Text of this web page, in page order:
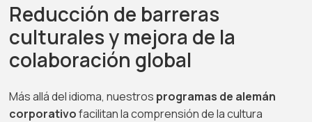
Reducción de barreras
culturales y mejora de la
colaboración global
Más allá del idioma, nuestros programas de alemán
corporativofacilitan la comprensión de la cultura